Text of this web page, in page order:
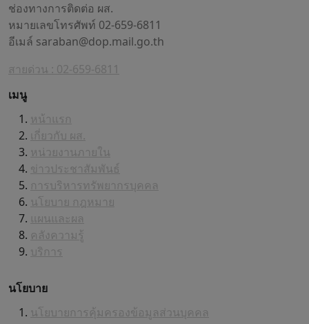
ช่องทางการติดต่อ ผส.
หมายเลขโทรศัพท์ 02-659-6811
อีเมล์ saraban@dop.mail.go.th
สายด่วน : 02-659-6811
เมนู
หน้าแรก
เกี่ยวกับ ผส.
หน่วยงานภายใน
ข่าวประชาสัมพันธ์
การบริหารทรัพยากรบุคคล
นโยบาย กฎหมาย
แผนและผล
คลังความรู้
บริการ
นโยบาย
นโยบายการคุ้มครองข้อมูลส่วนบุคคล